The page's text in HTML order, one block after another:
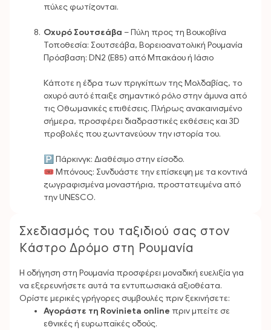
πύλες φωτίζονται.
Οχυρό Σουτσεάβα – Πύλη προς τη Βουκοβίνα
Τοποθεσία: Σουτσεάβα, Βορειοανατολική Ρουμανία
Πρόσβαση: DN2 (E85) από Μπακάου ή Ιάσιο
Κάποτε η έδρα των πριγκίπων της Μολδαβίας, το
οχυρό αυτό έπαιξε σημαντικό ρόλο στην άμυνα από
τις Οθωμανικές επιθέσεις. Πλήρως ανακαινισμένο
σήμερα, προσφέρει διαδραστικές εκθέσεις και 3D
προβολές που ζωντανεύουν την ιστορία του.
🅿️ Πάρκινγκ: Διαθέσιμο στην είσοδο.
🎟 Μπόνους: Συνδυάστε την επίσκεψη με τα κοντινά
ζωγραφισμένα μοναστήρια, προστατευμένα από
την UNESCO.
Σχεδιασμός του ταξιδιού σας στον
Κάστρο Δρόμο στη Ρουμανία
Η οδήγηση στη Ρουμανία προσφέρει μοναδική ευελιξία για
να εξερευνήσετε αυτά τα εντυπωσιακά αξιοθέατα.
Ορίστε μερικές γρήγορες συμβουλές πριν ξεκινήσετε:
Αγοράστε τη Rovinieta online πριν μπείτε σε
εθνικές ή ευρωπαϊκές οδούς.